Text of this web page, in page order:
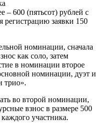
– 600 (пятьсот) рублей с
регистрацию заявки 150
номинации, сначала
как соло, затем
в номинации второе
номинации, дуэт и
трио».
во второй номинации,
взнос в размере 500
участника.